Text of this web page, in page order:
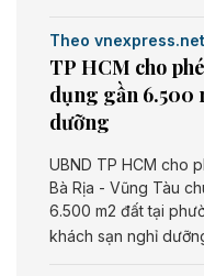
Theo vnexpress.net
TP HCM cho
dụng gần 6.500
dưỡng
UBND TP HCM cho
Bà Rịa - Vũng Tàu
6.500 m2 đất tại
khách sạn nghỉ